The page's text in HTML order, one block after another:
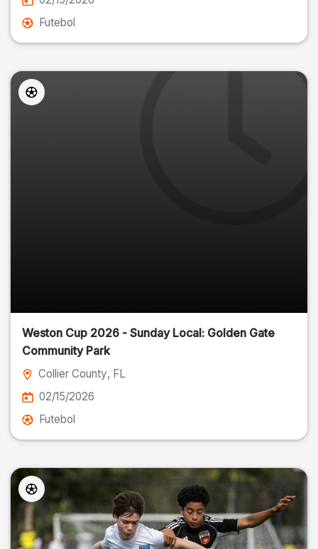
Futebol
Weston Cup 2026 - Sunday Local: Golden Gate
Community Park
Collier County, FL
02/15/2026
Futebol